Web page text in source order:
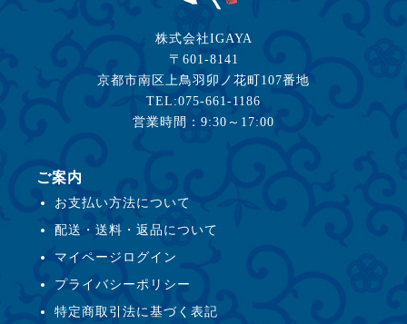
株式会社IGAYA
〒601-8141
京都市南区上鳥羽卯ノ花町107番地
TEL:075-661-1186
営業時間：9:30～17:00
ご案内
お支払い方法について
配送・送料・返品について
マイページログイン
プライバシーポリシー
特定商取引法に基づく表記